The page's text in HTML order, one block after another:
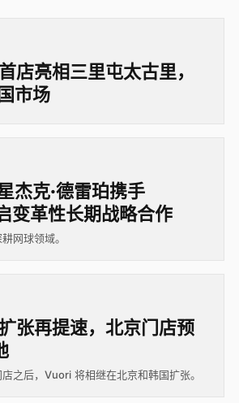
店亮相三里屯太古里，
市场
杰克·德雷珀携手
变革性长期战略合作
网球领域。
张再提速，北京门店预
之后，Vuori 将相继在北京和韩国扩张。